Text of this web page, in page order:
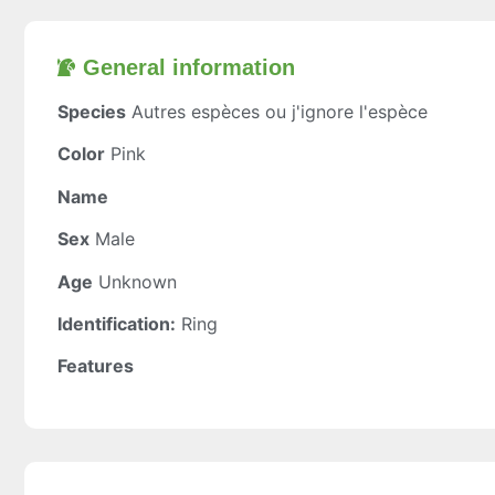
General information​
Species Autres espèces ou j'ignore l'espèce
Color Pink
Name
Sex Male
Age Unknown
Identification: Ring
Features